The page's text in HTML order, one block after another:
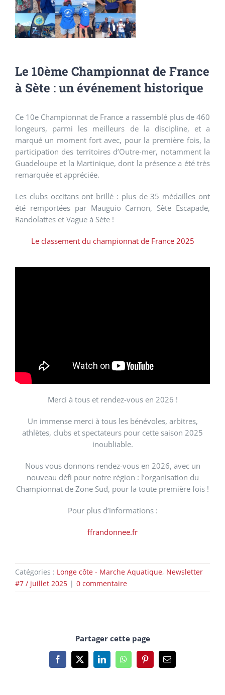
Le 10ème Championnat de France
à Sète : un événement historique
Ce 10e Championnat de France a rassemblé plus de 460
longeurs, parmi les meilleurs de la discipline, et a
marqué un moment fort avec, pour la première fois, la
participation des territoires d’Outre-mer, notamment la
Guadeloupe et la Martinique, dont la présence a été très
remarquée et appréciée.
Les clubs occitans ont brillé : plus de 35 médailles ont
été remportées par Mauguio Carnon, Sète Escapade,
Randolattes et Vague à Sète !
Le classement du championnat de France 2025
Merci à tous et rendez-vous en 2026 !
Un immense merci à tous les bénévoles, arbitres,
athlètes, clubs et spectateurs pour cette saison 2025
inoubliable.
Nous vous donnons rendez-vous en 2026, avec un
nouveau défi pour notre région : l’organisation du
Championnat de Zone Sud, pour la toute première fois !
Pour plus d’informations :
ffrandonnee.fr
Catégories : Longe côte - Marche Aquatique, Newsletter
#7 / juillet 2025 | 0 commentaire
Partager cette page
Facebook
X LinkedInWhatsAppPinterestEmail